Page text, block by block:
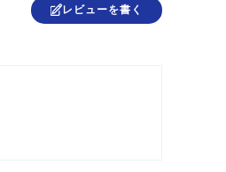
レビューを書く